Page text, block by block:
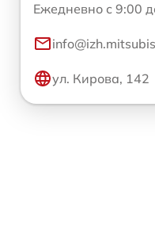
Ежедневно с 9:00
ул. Кирова, 142